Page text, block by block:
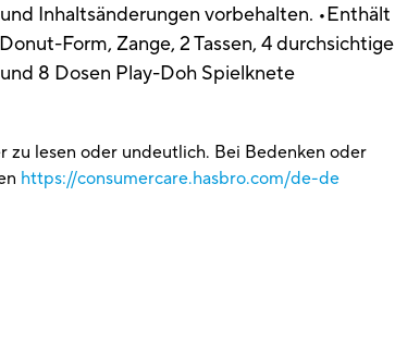
Inhaltsänderungen vorbehalten. •Enthält
Form, Zange, 2 Tassen, 4 durchsichtige
8 Dosen Play-Doh Spielknete
zu lesen oder undeutlich. Bei Bedenken oder
https://consumercare.hasbro.com/de-de